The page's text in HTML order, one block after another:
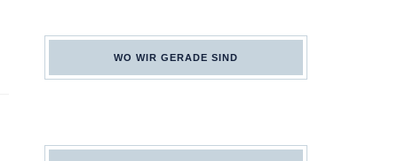
WO WIR GERADE SIND